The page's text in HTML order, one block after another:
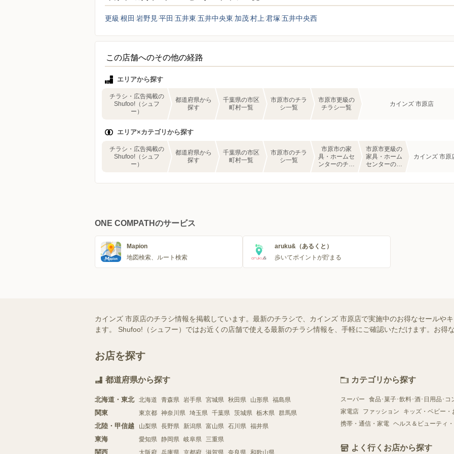
更級 根田 岩野見 平田 五井東 五井中央東 加茂村上 君塚 五井中央西
この店舗へのその他の経路
エリアから探す
チラシ・広告掲載の
Shufoo!（シュフ
ー）
都道府県から
探す
千葉県の市区
町村一覧
市原市のチラ
シ一覧
市原市更級の
チラシ一覧
カインズ 市原店
エリア×カテゴリから探す
チラシ・広告掲載の
Shufoo!（シュフ
ー）
都道府県から
探す
千葉県の市区
町村一覧
市原市のチラ
シ一覧
市原市の家
具・ホームセ
ンターのチラ
市原市更級の
家具・ホーム
センターのチ
カインズ 市原
ONE COMPATHのサービス
Mapion
地図検索、ルート検索
aruku&（あるくと）
歩いてポイントが貯まる
カインズ 市原店のチラシ情報を掲載しています。最新のチラシで、カインズ 市原店で実施中のお得なセールや
ます。 Shufoo!（シュフー）ではお近くの店舗で使える最新のチラシ情報を、手軽にご確認いただけます。お得
お店を探す
都道府県から探す
北海道・東北 北海道 青森県 岩手県 宮城県 秋田県 山形県 福島県
関東 東京都 神奈川県 埼玉県 千葉県 茨城県 栃木県 群馬県
北陸・甲信越 山梨県 長野県 新潟県 富山県 石川県 福井県
東海 愛知県 静岡県 岐阜県 三重県
関西 大阪府 兵庫県 京都府 滋賀県 奈良県 和歌山県
カテゴリから探す
スーパー
食品･菓子･飲料･酒･日用品･コ
家電店
ファッション
キッズ・ベビー・
携帯・通信・家電 ヘルス＆ビューティ
よく行くお店から探す